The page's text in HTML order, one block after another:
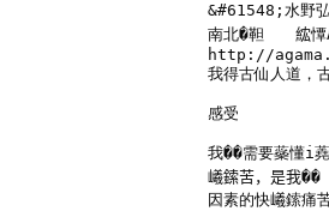
&#61548;水野
南北�靼　　𥿢
http://
我得古仙人道，
感受
我��需要蘂懂i
𡾞鎍苦，是我��
因素的快𡾞鎍痛